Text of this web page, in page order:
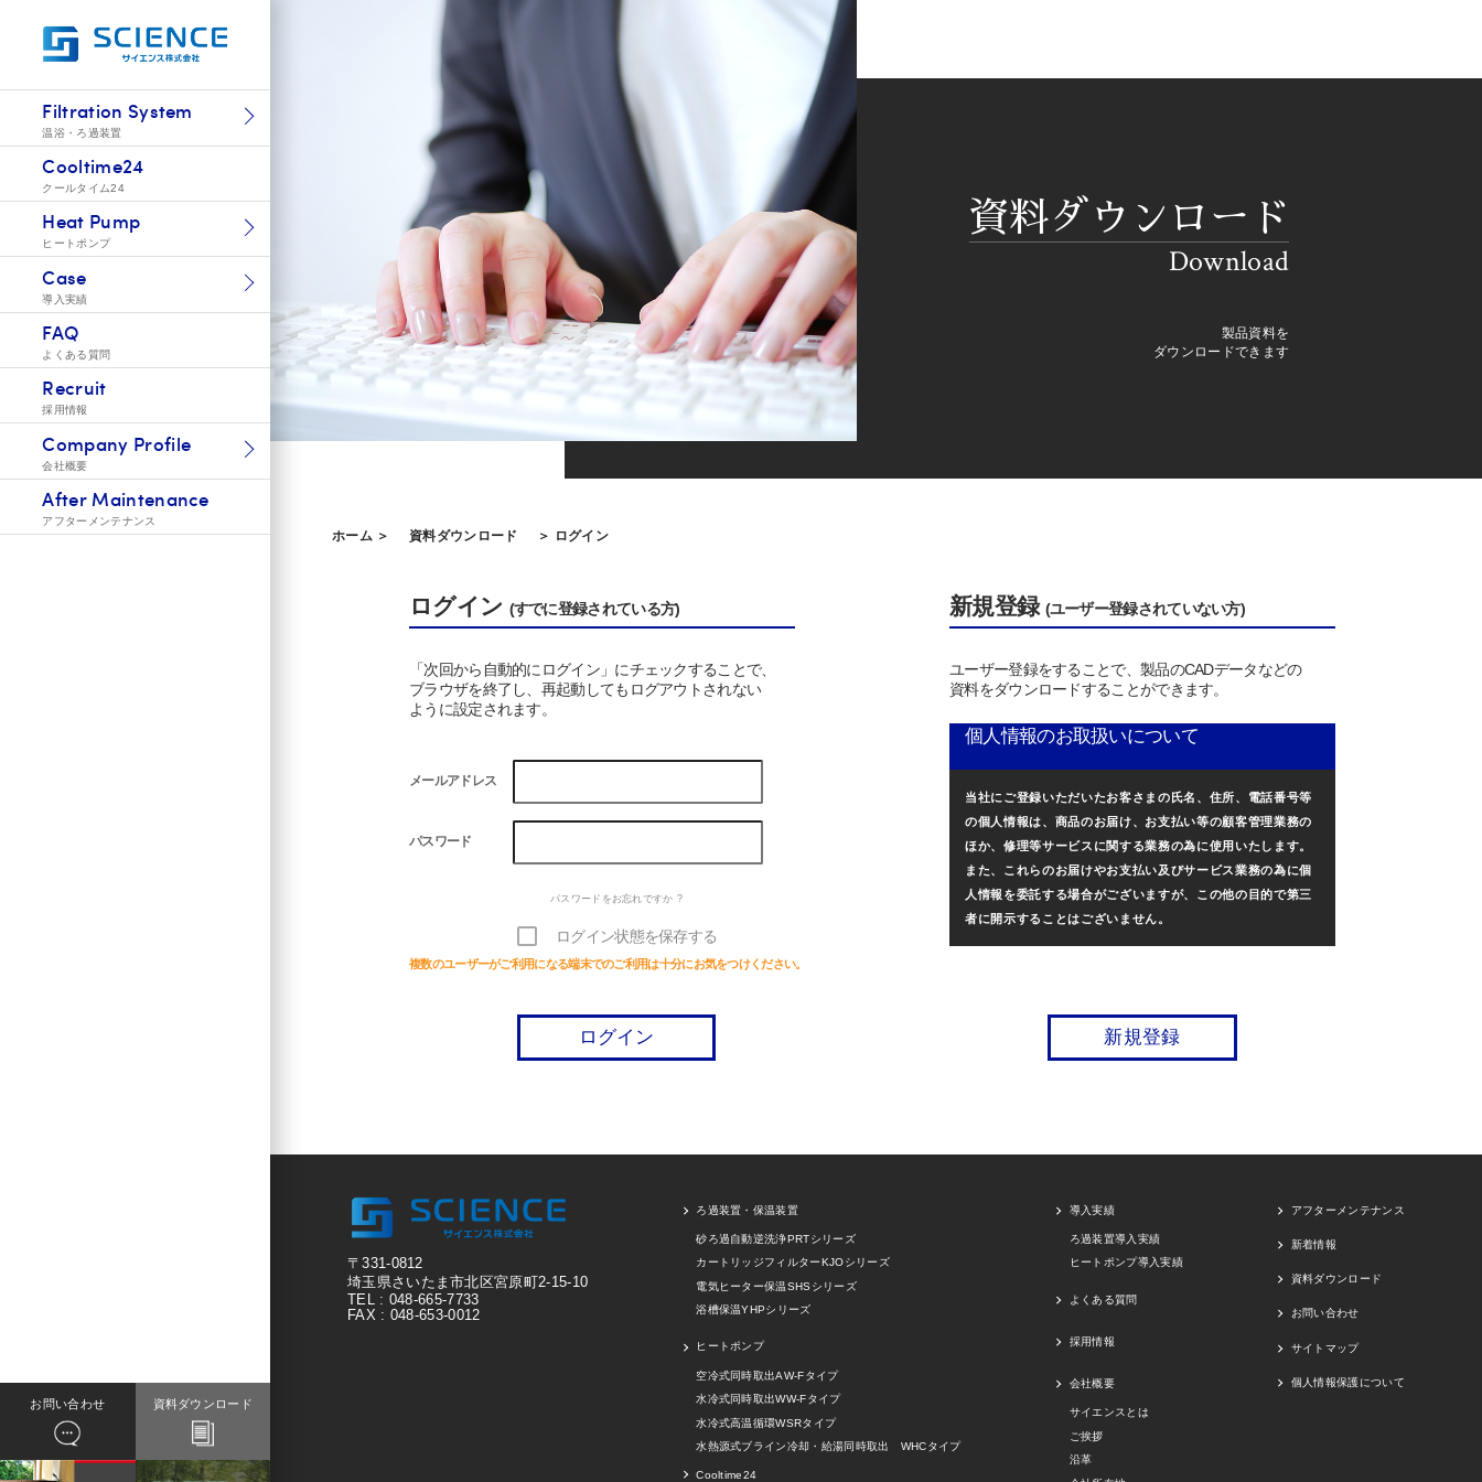
Filtration System
温浴・ろ過装置
Cooltime24
クールタイム24
Heat Pump
ヒートポンプ
Case
導入実績
FAQ
よくある質問
Recruit
採用情報
Company Profile
会社概要
After Maintenance
アフターメンテナンス
お問い合わせ 資料ダウンロード
資料ダウンロード
Download
製品資料を
ダウンロードできます
ホーム ＞ 資料ダウンロード ＞ ログイン
ログイン (すでに登録されている方)
「次回から自動的にログイン」にチェックすることで、
ブラウザを終了し、再起動してもログアウトされない
ように設定されます。
メールアドレス
パスワード
パスワードをお忘れですか ?
ログイン状態を保存する
複数のユーザーがご利用になる端末でのご利用は十分にお気をつけください。
新規登録 (ユーザー登録されていない方)
ユーザー登録をすることで、製品のCADデータなどの
資料をダウンロードすることができます。
個人情報のお取扱いについて
当社にご登録いただいたお客さまの氏名、住所、電話番号等
の個人情報は、商品のお届け、お支払い等の顧客管理業務の
ほか、修理等サービスに関する業務の為に使用いたします。
また、これらのお届けやお支払い及びサービス業務の為に個
人情報を委託する場合がございますが、この他の目的で第三
者に開示することはございません。
新規登録
〒331-0812
埼玉県さいたま市北区宮原町2-15-10
TEL : 048-665-7733
FAX : 048-653-0012
ろ過装置・保温装置
砂ろ過自動逆洗浄PRTシリーズ
カートリッジフィルターKJOシリーズ
電気ヒーター保温SHSシリーズ
浴槽保温YHPシリーズ
ヒートポンプ
空冷式同時取出AW-Fタイプ
水冷式同時取出WW-Fタイプ
水冷式高温循環WSRタイプ
水熱源式ブライン冷却・給湯同時取出 WHCタイプ
Cooltime24
導入実績
ろ過装置導入実績
ヒートポンプ導入実績
よくある質問
採用情報
会社概要
サイエンスとは
ご挨拶
沿革
アフターメンテナンス
新着情報
資料ダウンロード
お問い合わせ
サイトマップ
個人情報保護について